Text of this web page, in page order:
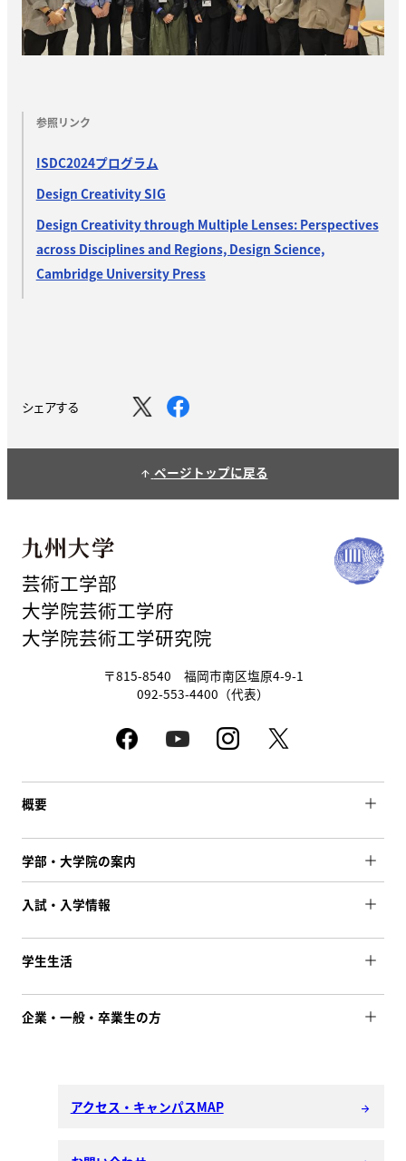
参照リンク
ISDC2024プログラム
Design Creativity SIG
Design Creativity through Multiple Lenses: Perspectives
across Disciplines and Regions, Design Science,
Cambridge University Press
シェアする
arrow_upward ページトップに戻る
芸術工学部
大学院芸術工学府
大学院芸術工学研究院
〒815-8540 福岡市南区塩原4-9-1
092-553-4400（代表）
概要
学部・大学院の案内
入試・入学情報
学生生活
企業・一般・卒業生の方
アクセス・キャンパスMAP arrow_forward